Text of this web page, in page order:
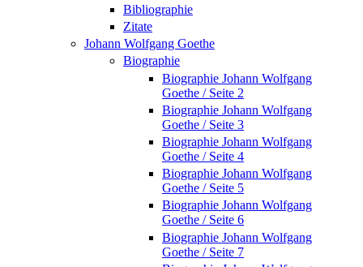
Bibliographie
Zitate
Johann Wolfgang Goethe
Biographie
Biographie Johann Wolfgang
Goethe / Seite 2
Biographie Johann Wolfgang
Goethe / Seite 3
Biographie Johann Wolfgang
Goethe / Seite 4
Biographie Johann Wolfgang
Goethe / Seite 5
Biographie Johann Wolfgang
Goethe / Seite 6
Biographie Johann Wolfgang
Goethe / Seite 7